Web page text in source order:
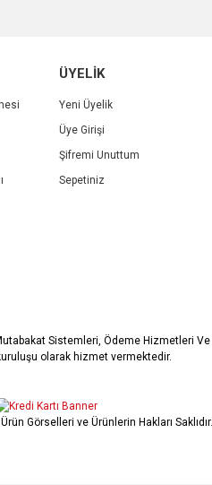
Yorum YazÜYELİK
Yeni Üyelik
Üye Girişi
Şifremi Unuttum
Sepetiniz
Sistemleri, Ödeme Hizmetleri
olarak hizmet vermektedir.
Görselleri ve Ürünlerin Hakları Saklıdır.